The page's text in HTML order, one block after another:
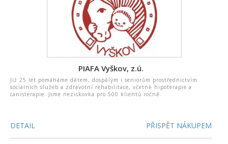
PIAFA Vyškov, z.ú.
Již 25 let pomáháme dětem, dospělým i seniorům prostřednictvím
sociálních služeb a zdravotní rehabilitace, včetně hipoterapie a
canisterapie. Jsme neziskovka pro 500 klientů ročně.
DETAIL PŘISPĚT NÁKUPEM